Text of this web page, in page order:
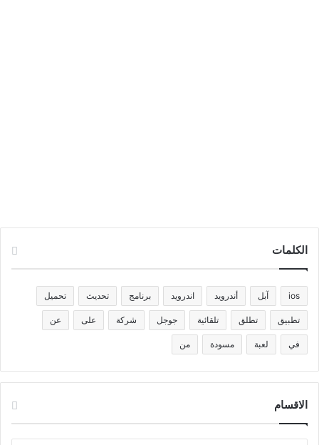
الكلمات
ios آبل أندرويد اندرويد برنامج تحديث تحميل
تطبيق تطلق تلقائية جوجل شركة على عن
في لعبة مسودة من
الاقسام